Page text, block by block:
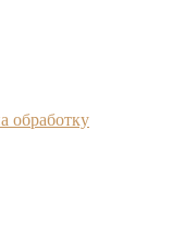
обработку